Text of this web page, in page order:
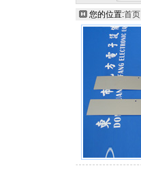
您的位置:首页